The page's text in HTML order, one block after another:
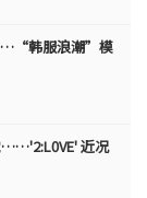
韩服浪潮”模
……'2:L0VE' 近况